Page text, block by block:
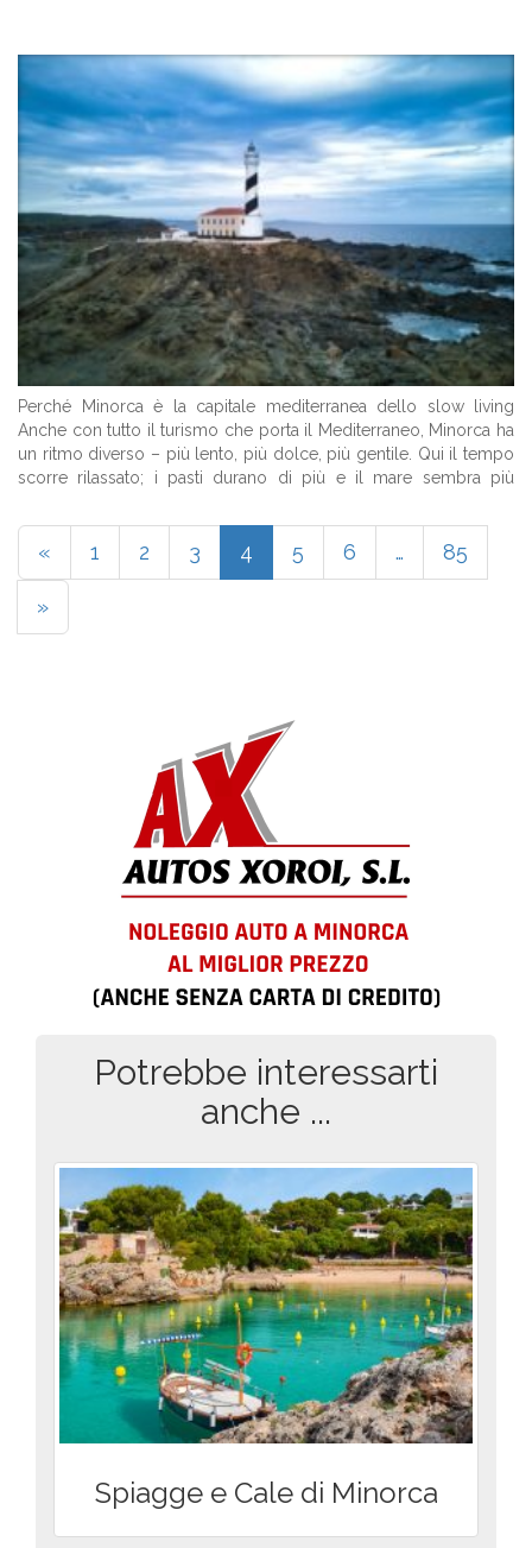
Perché Minorca è la capitale mediterranea dello slow living
Anche con tutto il turismo che porta il Mediterraneo, Minorca ha
un ritmo diverso – più lento, più dolce, più gentile. Qui il tempo
scorre rilassato; i pasti durano di più e il mare sembra più
« 1 2 3 4 5 6 … 85
»
Potrebbe interessarti
anche ...
Spiagge e Cale di Minorca